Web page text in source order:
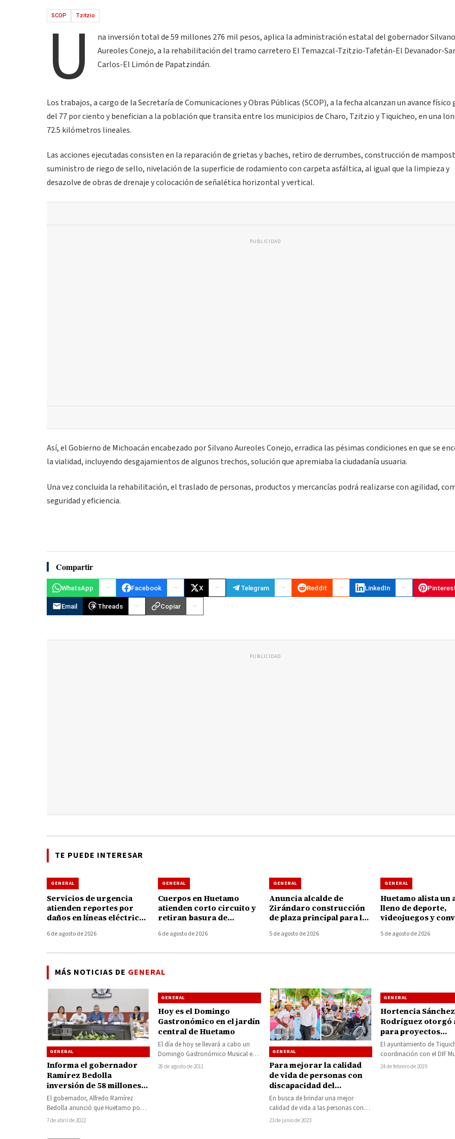
SCOP Tzitzio
U
na inversión total de 59 millones 276 mil pesos, aplica la administración estatal del gobernador Silvano
Aureoles Conejo, a la rehabilitación del tramo carretero El Temazcal-Tzitzio-Tafetán-El Devanador-
Carlos-El Limón de Papatzindán.
Los trabajos, a cargo de la Secretaría de Comunicaciones y Obras Públicas (SCOP), a la fecha alcanzan un avance físico
del 77 por ciento y benefician a la población que transita entre los municipios de Charo, Tzitzio y Tiquicheo, en una
72.5 kilómetros lineales.
Las acciones ejecutadas consisten en la reparación de grietas y baches, retiro de derrumbes, construcción de
suministro de riego de sello, nivelación de la superficie de rodamiento con carpeta asfáltica, al igual que la limpieza y
desazolve de obras de drenaje y colocación de señalética horizontal y vertical.
PUBLICIDAD
Así, el Gobierno de Michoacán encabezado por Silvano Aureoles Conejo, erradica las pésimas condiciones en que se
la vialidad, incluyendo desgajamientos de algunos trechos, solución que apremiaba la ciudadanía usuaria.
Una vez concluida la rehabilitación, el traslado de personas, productos y mercancías podrá realizarse con agilidad,
seguridad y eficiencia.
Compartir
WhatsApp Facebook X Telegram Reddit LinkedIn
Email Threads Copiar
PUBLICIDAD
TE PUEDE INTERESAR
GENERAL
Servicios de urgencia
atienden reportes por
daños en líneas eléctricas
Huetamo
6 de agosto de 2026
GENERAL
Cuerpos en Huetamo
atienden corto circuito y
retiran basura de
tormenta de ayer
6 de agosto de 2026
GENERAL
Anuncia alcalde de
Zirándaro construcción
de plaza principal para la
5 de agosto de 2026
GENERAL
Huetamo alista un
lleno de deporte,
videojuegos y
5 de agosto de 2026
MÁS NOTICIAS DE GENERAL
GENERAL
Informa el gobernador
Ramírez Bedolla
inversión de 58 millones
de pesos para
infraestructura pública
en Huetamo
El gobernador, Alfredo Ramírez
Bedolla anunció que Huetamo podrá
acceder a una bolsa de 58 millones
7 de abril de 2022
GENERAL
Hoy es el Domingo
Gastronómico en el jardín
central de Huetamo
El día de hoy se llevará a cabo un
Domingo Gastronómico Musical en
el jardín principal de esta…
28 de agosto de 2011
GENERAL
Para mejorar la calidad
de vida de personas con
discapacidad del
municipio de Juárez,
alcalde entrega aparatos
funcionales
En busca de brindar una mejor
calidad de vida a las personas con
discapacidad, el alcalde Cornelio
23 de junio de 2023
GENERAL
Hortencia Sánchez
Rodríguez otorgó
para proyectos
productivos y
equipamiento para
desayunadores
El ayuntamiento de
coordinación con el DIF
realizaron la mañana del
24 de febrero de 2019